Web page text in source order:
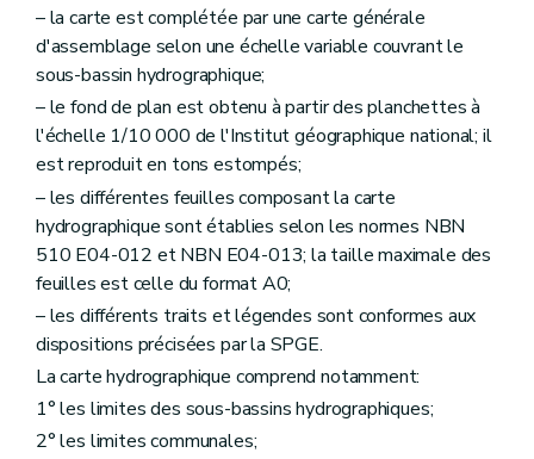
– la carte est complétée par une carte générale
d'assemblage selon une échelle variable couvrant le
sous-bassin hydrographique;
– le fond de plan est obtenu à partir des planchettes à
l'échelle 1/10 000 de l'Institut géographique national; il
est reproduit en tons estompés;
– les différentes feuilles composant la carte
hydrographique sont établies selon les normes NBN
510 E04-012 et NBN E04-013; la taille maximale des
feuilles est celle du format A0;
– les différents traits et légendes sont conformes aux
dispositions précisées par la SPGE.
La carte hydrographique comprend notamment:
1° les limites des sous-bassins hydrographiques;
2° les limites communales;